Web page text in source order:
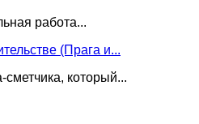
работа...
(Прага и...
который...